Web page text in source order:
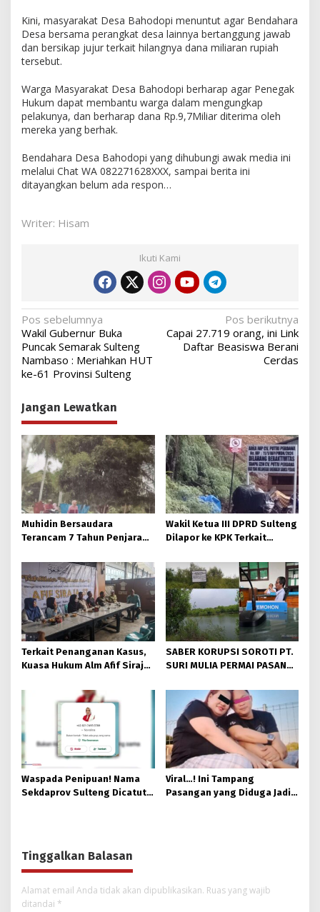
Kini, masyarakat Desa Bahodopi menuntut agar Bendahara
Desa bersama perangkat desa lainnya bertanggung jawab
dan bersikap jujur terkait hilangnya dana miliaran rupiah
tersebut.
Warga Masyarakat Desa Bahodopi berharap agar Penegak
Hukum dapat membantu warga dalam mengungkap
pelakunya, dan berharap dana Rp.9,7Miliar diterima oleh
mereka yang berhak.
Bendahara Desa Bahodopi yang dihubungi awak media ini
melalui Chat WA 082271628XXX, sampai berita ini
ditayangkan belum ada respon…
Writer: Hisam
Ikuti Kami
Navigasi
pos
Pos sebelumnya
Wakil Gubernur Buka
Puncak Semarak Sulteng
Nambaso : Meriahkan HUT
ke-61 Provinsi Sulteng
Pos berikutnya
Capai 27.719 orang, ini Link
Daftar Beasiswa Berani
Cerdas
Jangan Lewatkan
Muhidin Bersaudara
Terancam 7 Tahun Penjara
Dahlia.
Wakil Ketua III DPRD Sulteng
Dilapor ke KPK Terkait
Morowali Utara
Terkait Penanganan Kasus,
Kuasa Hukum Alm Afif Siraja
Memberikan Informasi
SABER KORUPSI SOROTI PT.
SURI MULIA PERMAI PASANG
KALAM
Waspada Penipuan! Nama
Sekdaprov Sulteng Dicatut
Viral…! Ini Tampang
Pasangan yang Diduga Jadi
Tinggalkan Balasan
Alamat email Anda tidak akan dipublikasikan. Ruas yang wajib
ditandai *